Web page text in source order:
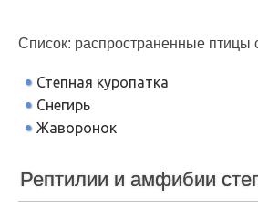
Список: распространенные птицы
Степная куропатка
Снегирь
Жаворонок
Рептилии и амфибии